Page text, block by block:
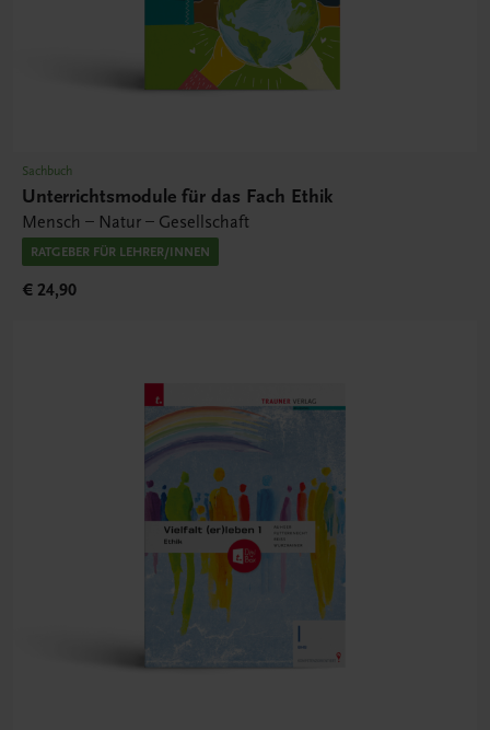
Sachbuch
Unterrichtsmodule für das Fach Ethik
Mensch – Natur – Gesellschaft
RATGEBER FÜR LEHRER/INNEN
€ 24,90